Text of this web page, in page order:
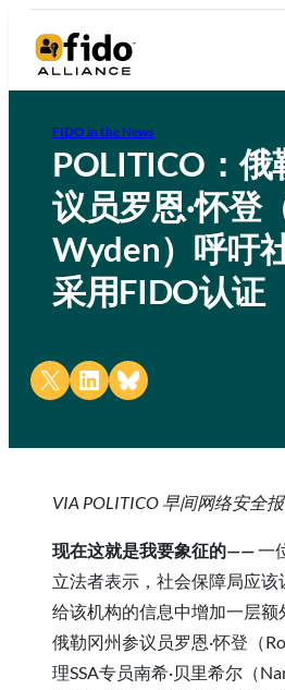
FIDO in the News
POLITICO：俄
议员罗恩·怀登
Wyden）呼吁
采用FIDO认证
Share on X Share on LinkedIn
Share on Bluesky
VIA POLITICO 早间网络安全
现在这就是我要象征的——一
立法者表示，社会保障局应
给该机构的信息中增加一层额
俄勒冈州参议员罗恩·怀登（
理SSA专员南希·贝里希尔（